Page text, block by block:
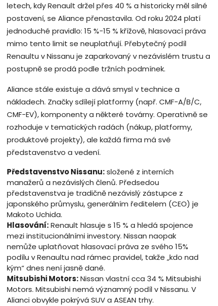
letech, kdy Renault držel přes 40 % a historicky měl silné
postavení, se Aliance přenastavila. Od roku 2024 platí
jednoduché pravidlo: 15 %-15 % křížově, hlasovací práva
mimo tento limit se neuplatňují. Přebytečný podíl
Renaultu v Nissanu je zaparkovaný v nezávislém trustu a
postupně se prodá podle tržních podmínek.
Aliance stále existuje a dává smysl v technice a
nákladech. Značky sdílejí platformy (např. CMF-A/B/C,
CMF-EV), komponenty a některé továrny. Operativně se
rozhoduje v tematických radách (nákup, platformy,
produktové projekty), ale každá firma má své
představenstvo a vedení.
Představenstvo Nissanu:složené z interních
manažerů a nezávislých členů. Předsedou
představenstva je tradičně nezávislý zástupce z
japonského průmyslu, generálním ředitelem (CEO) je
Makoto Uchida.
Hlasování:Renault hlasuje s 15 % a hledá spojence
mezi institucionálními investory. Nissan naopak
nemůže uplatňovat hlasovací práva ze svého 15%
podílu v Renaultu nad rámec pravidel, takže „kdo nad
kým“ dnes není jasně dané.
Mitsubishi Motors:Nissan vlastní cca 34 % Mitsubishi
Motors. Mitsubishi nemá významný podíl v Nissanu. V
Alianci obvykle pokrývá SUV a ASEAN trhy.